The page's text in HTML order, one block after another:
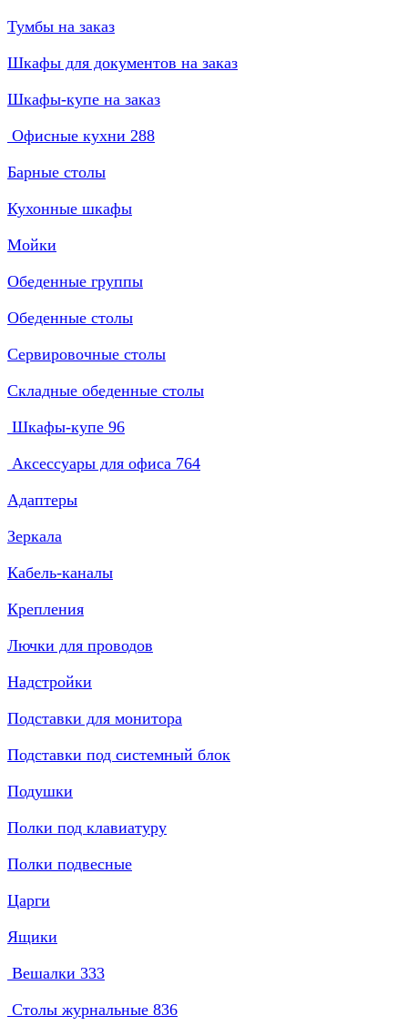
Тумбы на заказ
Шкафы для документов на заказ
Шкафы-купе на заказ
Офисные кухни 288
Барные столы
Кухонные шкафы
Мойки
Обеденные группы
Обеденные столы
Сервировочные столы
Складные обеденные столы
Шкафы-купе 96
Аксессуары для офиса 764
Адаптеры
Зеркала
Кабель-каналы
Крепления
Лючки для проводов
Надстройки
Подставки для монитора
Подставки под системный блок
Подушки
Полки под клавиатуру
Полки подвесные
Царги
Ящики
Вешалки 333
Столы журнальные 836